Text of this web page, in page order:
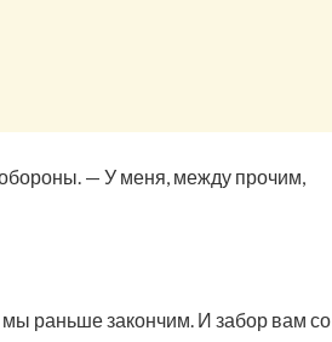
— У меня, между прочим,
раньше закончим. И забор вам со